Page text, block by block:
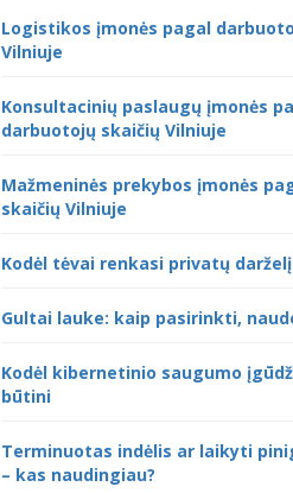
Logistikos įmonės pagal
Vilniuje
Konsultacinių paslaugų įmonės
darbuotojų skaičių Vilniuje
Mažmeninės prekybos įmonės
skaičių Vilniuje
Kodėl tėvai renkasi privatų
Gultai lauke: kaip pasirinkti,
Kodėl kibernetinio saugumo
būtini
Terminuotas indėlis ar laikyti
– kas naudingiau?